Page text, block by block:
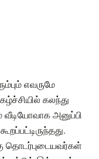
எவருமே
கலந்து
அனுப்பி
தொடர்புடையவர்கள்